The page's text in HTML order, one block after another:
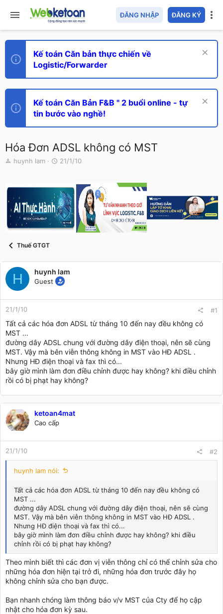
ĐĂNG NHẬP ĐĂNG KÝ
Kế toán Căn bản thực chiến về
Logistic/Forwarder
Kế toán Căn Bản F&B " 2 buổi online - tự
tin bước vào nghề!
Hóa Đơn ADSL không có MST
T
e
a
d
s
a
r
huynh lam
N
y
g
ử
i
21/1/10
Thuế GTGT
H huynh lam
Guest
21/1/10 #1
Tất cả các hóa đơn ADSL từ tháng 10 đến nay đều không có
MST ...
đường dây ADSL chung với đường dây điện thoại, nên sẽ cùng
MST. Vậy mà bên viễn thông không in MST vào HĐ ADSL .
Nhưng HĐ điện thoại và fax thì có...
bây giờ mình làm đơn điều chỉnh được hay không? khi điều chỉnh
rồi có bị phạt hay không?
ketoan4mat
Cao cấp
21/1/10 #2
huynh lam nói:
Tất cả các hóa đơn ADSL từ tháng 10 đến nay đều không có
MST ...
đường dây ADSL chung với đường dây điện thoại, nên sẽ cùng
MST. Vậy mà bên viễn thông không in MST vào HĐ ADSL .
Nhưng HĐ điện thoại và fax thì có...
bây giờ mình làm đơn điều chỉnh được hay không? khi điều
chỉnh rồi có bị phạt hay không?
Theo mình biết thì các đơn vị viễn thông chỉ có thể chỉnh sửa cho
những hóa đơn hiện tại trở đi, những hóa đơn trước đây họ
không chỉnh sửa cho bạn được.
Bạn nhanh chóng làm thông báo v/v MST của Cty để họ cập
nhật cho hóa đơn kỳ sau.